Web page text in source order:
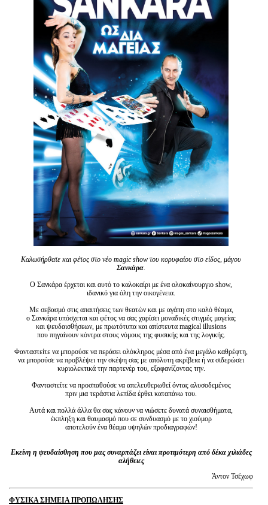
Είσοδος διαχειριστή
Καλωσήρθατε και φέτος στο νέο magic show του κορυφαίου στο είδος, μάγου
Σανκάρα
Ο Σανκάρα έρχεται και αυτό το καλοκαίρι με ένα ολοκαίνουργιο show,
ιδανικό για όλη την οικογένεια.
Με σεβασμό στις απαιτήσεις των θεατών και με αγάπη στο καλό θέαμα,
ο Σανκάρα υπόσχεται και φέτος να σας χαρίσει μοναδικές στιγμές μαγείας
και ψευδαισθήσεων, με πρωτότυπα και απίστευτα magical illusions
που πηγαίνουν κόντρα στους νόμους της φυσικής και της λογικής.
Φανταστείτε να μπορούσε να περάσει ολόκληρος μέσα από ένα μεγάλο καθρέφτη,
να μπορούσε να προβλέψει την σκέψη σας με απόλυτη ακρίβεια ή να σιδερώσει
κυριολεκτικά την παρτενέρ του, εξαφανίζοντας την.
Φανταστείτε να προσπαθούσε να απελευθερωθεί όντας αλυσοδεμένος
πριν μια τεράστια λεπίδα έρθει καταπάνω του.
Αυτά και πολλά άλλα θα σας κάνουν να νιώσετε δυνατά συναισθήματα,
έκπληξη και θαυμασμό που σε συνδυασμό με το χιούμορ
αποτελούν ένα θέαμα υψηλών προδιαγραφών!
Εκείνη η ψευδαίσθηση που μας συναρπάζει είναι προτιμότερη από δέκα χιλιάδες
αλήθειες
Άντον Τσέχωφ
ΦΥΣΙΚΑ ΣΗΜΕΙΑ ΠΡΟΠΩΛΗΣΗΣ